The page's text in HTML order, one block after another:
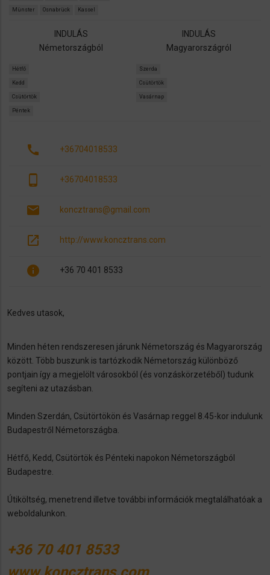
Münster Osnabrück Kassel
INDULÁS
Németországból
INDULÁS
Magyarországról
Hétfő
Kedd
Csütörtök
Péntek
Szerda
Csütörtök
Vasárnap
call +36704018533
phone_android +36704018533
email koncztrans@gmail.com
open_in_new http://www.koncztrans.com
info +36 70 401 8533
Kedves utasok,
Minden héten rendszeresen járunk Németország és Magyarország
között. Több buszunk is tartózkodik Németország különböző
pontjain így a megjelölt városokból (és vonzáskörzetéből) tudunk
segíteni az utazásban.
Minden Szerdán, Csütörtökön és Vasárnap reggel 8.45-kor indulunk
Budapestről Németországba.
Hétfő, Kedd, Csütörtök és Pénteki napokon Németországból
Budapestre.
Útiköltség, menetrend illetve további információk megtalálhatóak a
weboldalunkon.
+36 70 401 8533